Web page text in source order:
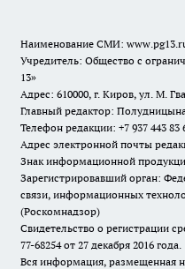
Наименование СМИ:
Учредитель: Общество с
13»
Адрес: 610000, г. Киров, ул. М.
Главный редактор:
Телефон редакции: +7 937 443 83
Адрес электронной почты
Знак информационной
Зарегистрировавший орган:
связи, информационных
(Роскомнадзор)
Свидетельство о регистрации
77-68254 от 27 декабря 2016 года.
Вся информация, размещенная